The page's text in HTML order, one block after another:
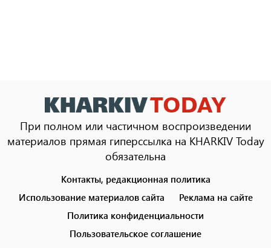
При полном или частичном воспроизведении
материалов прямая гиперссылка на KHARKIV Today
обязательна
menu
Контакты, редакционная политика
Использование материалов сайта
Реклама на сайте
Политика конфиденциальности
Пользовательское соглашение